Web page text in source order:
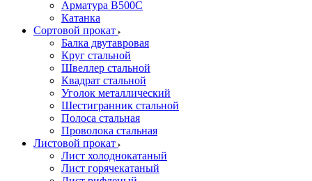
Арматура В500С
Катанка
Сортовой прокат
Балка двутавровая
Круг стальной
Швеллер стальной
Квадрат стальной
Уголок металлический
Шестигранник стальной
Полоса стальная
Проволока стальная
Листовой прокат
Лист холоднокатаный
Лист горячекатаный